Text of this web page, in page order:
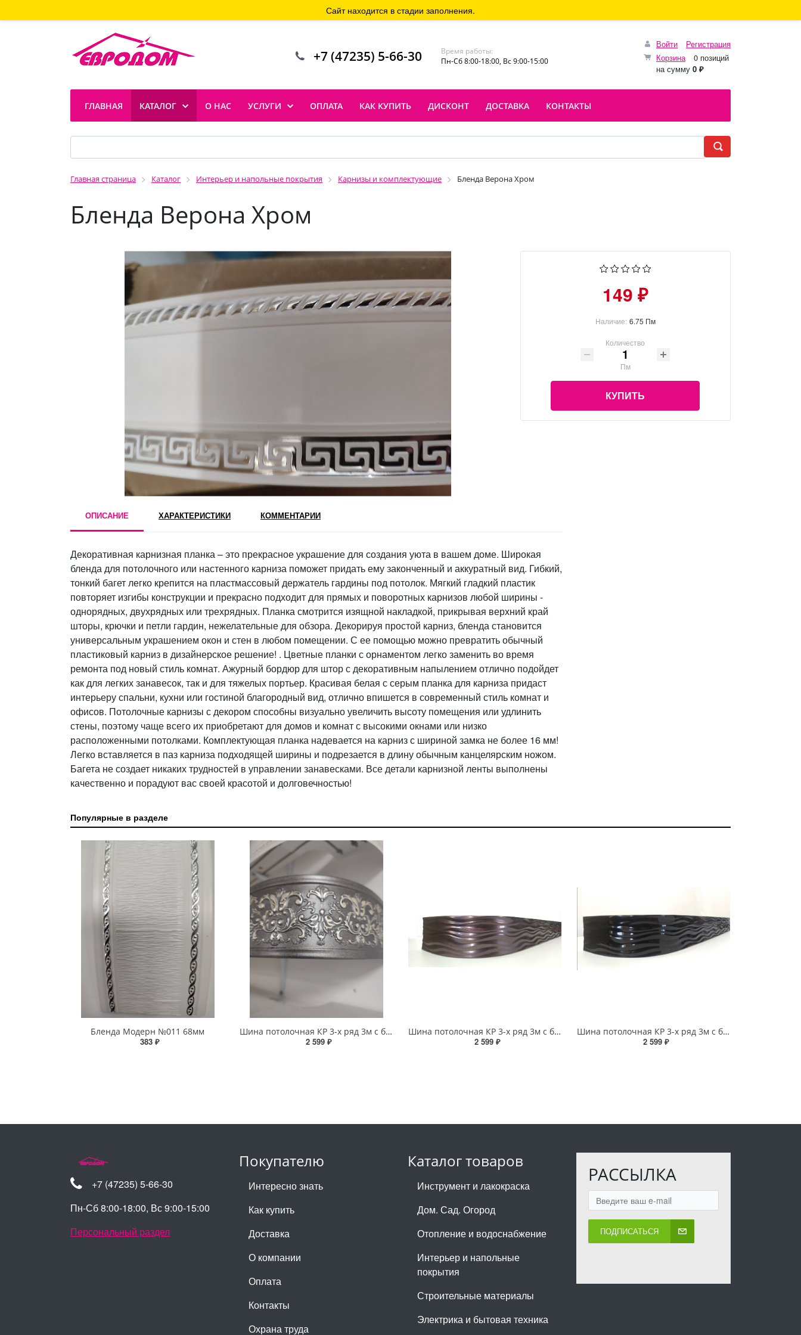
Войти
Регистрация
Корзина
0 позиций
на сумму 0 ₽
+7 (47235) 5-66-30
Время работы:
Пн-Сб 8:00-18:00, Вс 9:00-15:00
ГЛАВНАЯ КАТАЛОГ О НАС УСЛУГИ ОПЛАТА КАК КУПИТЬ ДИСКОНТ ДОСТАВКА КОНТАКТЫ
Главная страница Каталог Интерьер и напольные покрытия Карнизы и комплектующие Бленда Верона Хром
Бленда Верона Хром
Сайт находится в стадии заполнения.
149 ₽
Наличие: 6.75 Пм
Количество
Пм
КУПИТЬ
ОПИСАНИЕ ХАРАКТЕРИСТИКИ КОММЕНТАРИИ
Декоративная карнизная планка – это прекрасное украшение для создания уюта в вашем доме. Широкая
бленда для потолочного или настенного карниза поможет придать ему законченный и аккуратный вид. Гибкий,
тонкий багет легко крепится на пластмассовый держатель гардины под потолок. Мягкий гладкий пластик
повторяет изгибы конструкции и прекрасно подходит для прямых и поворотных карнизов любой ширины -
однорядных, двухрядных или трехрядных. Планка смотрится изящной накладкой, прикрывая верхний край
шторы, крючки и петли гардин, нежелательные для обзора. Декорируя простой карниз, бленда становится
универсальным украшением окон и стен в любом помещении. С ее помощью можно превратить обычный
пластиковый карниз в дизайнерское решение! . Цветные планки с орнаментом легко заменить во время
ремонта под новый стиль комнат. Ажурный бордюр для штор с декоративным напылением отлично подойдет
как для легких занавесок, так и для тяжелых портьер. Красивая белая с серым планка для карниза придаст
интерьеру спальни, кухни или гостиной благородный вид, отлично впишется в современный стиль комнат и
офисов. Потолочные карнизы с декором способны визуально увеличить высоту помещения или удлинить
стены, поэтому чаще всего их приобретают для домов и комнат с высокими окнами или низко
расположенными потолками. Комплектующая планка надевается на карниз с шириной замка не более 16 мм!
Легко вставляется в паз карниза подходящей ширины и подрезается в длину обычным канцелярским ножом.
Багета не создает никаких трудностей в управлении занавесками. Все детали карнизной ленты выполнены
качественно и порадуют вас своей красотой и долговечностью!
Популярные в разделе
Бленда Модерн №011 68мм
383 ₽
Шина потолочная КР 3-х ряд 3м с блендой+повороты Дамаск серый
2 599 ₽
Шина потолочная КР 3-х ряд 3м с блендой+повороты Бриз №204 7см
2 599 ₽
Шина потолочная КР 3-х ряд 3м с блендой+повороты Бриз №44 7см
2 599 ₽
Покупателю
Интересно знать
Как купить
Доставка
О компании
Оплата
Контакты
Охрана труда
Каталог товаров
Инструмент и лакокраска
Дом. Сад. Огород
Отопление и водоснабжение
Интерьер и напольные
покрытия
Строительные материалы
Электрика и бытовая техника
РАССЫЛКА
ПОДПИСАТЬСЯ
+7 (47235) 5-66-30
Пн-Сб 8:00-18:00, Вс 9:00-15:00
Персональный раздел